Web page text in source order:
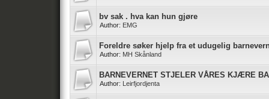
bv sak . hva kan hun gjøre
Author: EMG
Foreldre søker hjelp fra et udugelig
Author: MH Skånland
BARNEVERNET STJELER VÅRES KJÆRE
Author: Leirfjordjenta